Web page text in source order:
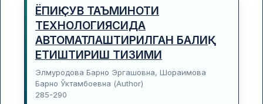
ЁПИҚ СУВ ТАЪМИНОТИ
ТЕХНОЛОГИЯСИДА
АВТОМАТЛАШТИРИЛГАН БАЛИҚ
ЕТИШТИРИШ ТИЗИМИ
Элмуродова Барно Эргашовна, Шораимова
Барно Ўктамбоевна (Author)
285-290